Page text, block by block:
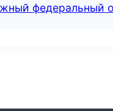
федеральный